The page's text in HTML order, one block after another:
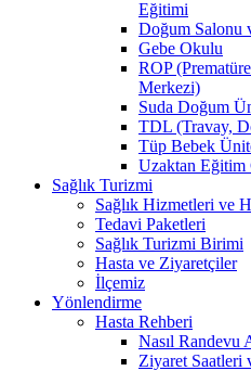
Eğitimi
Doğum Salonu
Gebe Okulu
ROP
Merkezi)
Suda Doğum
TDL (Travay,
Tüp Bebek
Uzaktan Eğitim
Sağlık Turizmi
Sağlık Hizmetleri ve
Tedavi Paketleri
Sağlık Turizmi Birimi
Hasta ve Ziyaretçiler
İlçemiz
Yönlendirme
Hasta Rehberi
Nasıl Randevu
Ziyaret Saatleri